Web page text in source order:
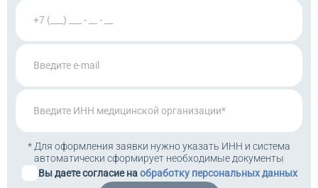
* Для оформления заявки нужно указать ИНН и система
автоматически сформирует необходимые документы
Вы даете согласие наобработку персональных данных